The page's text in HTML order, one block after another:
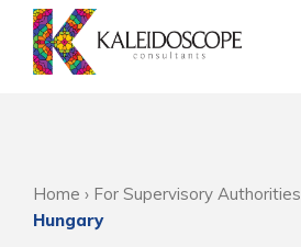
Home › For Supervisory Authorities
Hungary